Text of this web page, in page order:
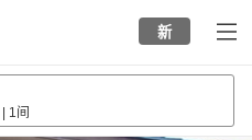
新
1间